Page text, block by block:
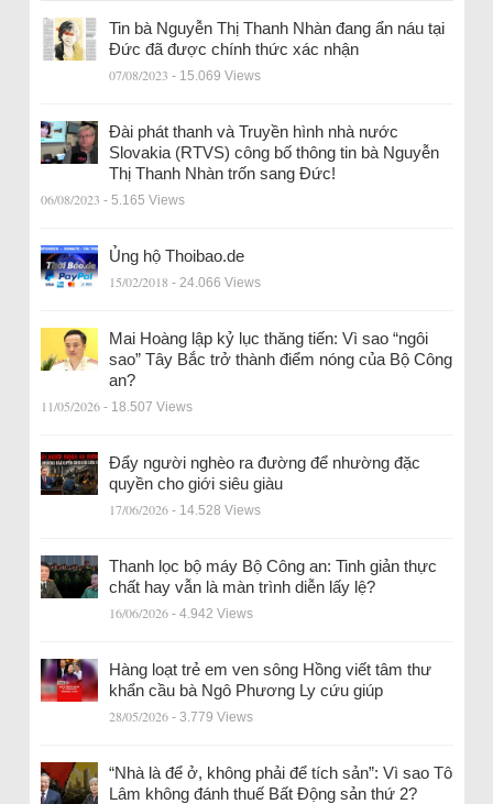
Tin bà Nguyễn Thị Thanh Nhàn đang ẩn náu tại
Đức đã được chính thức xác nhận
07/08/2023 - 15.069 Views
Đài phát thanh và Truyền hình nhà nước
Slovakia (RTVS) công bố thông tin bà Nguyễn
Thị Thanh Nhàn trốn sang Đức!
06/08/2023 - 5.165 Views
Ủng hộ Thoibao.de
15/02/2018 - 24.066 Views
Mai Hoàng lập kỷ lục thăng tiến: Vì sao “ngôi
sao” Tây Bắc trở thành điểm nóng của Bộ Công
an?
11/05/2026 - 18.507 Views
Đẩy người nghèo ra đường để nhường đặc
quyền cho giới siêu giàu
17/06/2026 - 14.528 Views
Thanh lọc bộ máy Bộ Công an: Tinh giản thực
chất hay vẫn là màn trình diễn lấy lệ?
16/06/2026 - 4.942 Views
Hàng loạt trẻ em ven sông Hồng viết tâm thư
khẩn cầu bà Ngô Phương Ly cứu giúp
28/05/2026 - 3.779 Views
“Nhà là để ở, không phải để tích sản”: Vì sao Tô
Lâm không đánh thuế Bất Động sản thứ 2?